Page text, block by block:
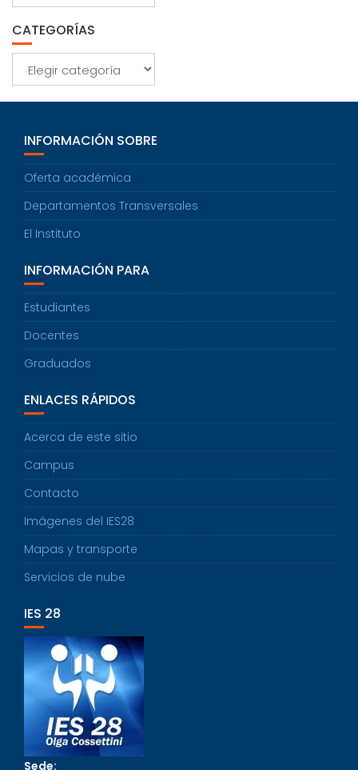
CATEGORÍAS
Categorías
INFORMACIÓN SOBRE
Oferta académica
Departamentos Transversales
El Instituto
INFORMACIÓN PARA
Estudiantes
Docentes
Graduados
ENLACES RÁPIDOS
Acerca de este sitio
Campus
Contacto
Imágenes del IES28
Mapas y transporte
Servicios de nube
IES 28
Sede: